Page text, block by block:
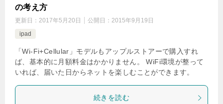
の考え方
更新日： 2017年5月20日 公開日： 2015年9月19日
ipad
「Wi-Fi+Cellular」モデルもアップルストアーで購入すれ
ば、基本的に月額料金はかかりません。 WiFi環境が整って
いれば、届いた日からネットを楽しむことができます。
続きを読む